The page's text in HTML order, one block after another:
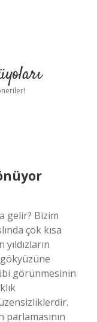
gelir? Bizim
çok kısa
görünmesinin
parlamasının